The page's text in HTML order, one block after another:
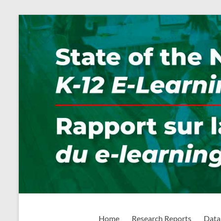
Skip
to
content
State of the Nation: K-
Home Research Reports